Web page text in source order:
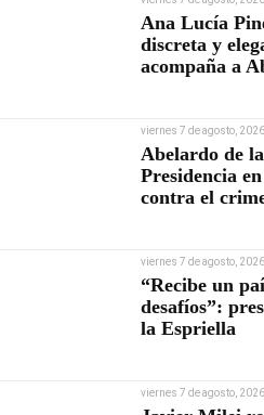
Ana Lucía
discreta y
acompaña a
viernes 7 de agosto, 2026
Abelardo de
Presidencia
contra el
viernes 7 de agosto, 2026
“Recibe un
desafíos”:
la Espriella
viernes 7 de agosto, 2026